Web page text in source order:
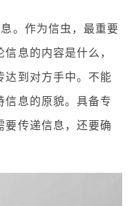
。作为信虫，最重要
息的内容是什么，
达到对方手中。不能
信息的原貌。具备专
要传递信息，还要确